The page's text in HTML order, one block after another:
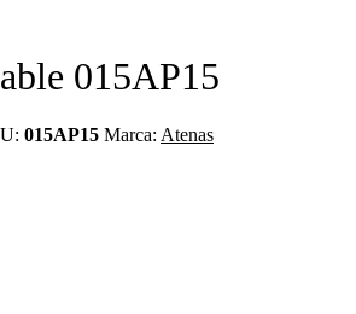
015AP15
015AP15 Marca: Atenas